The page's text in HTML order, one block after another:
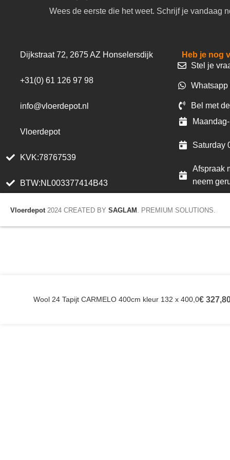
Wees de eerste die het weet. Schrijf je vandaag
Dijkstraat 72, 2675 AZ Honselersdijk
+31(0) 61 126 97 98
info@vloerdepot.nl
Vloerdepot
KVK:78767539
BTW:NL003377414B43
Heb je nog
Stel je
Bel met
Saturday
Afspraak
neem
Vloerdepot 2024 CREATED BY SAGLAM . PREMIUM SOLUTIONS.
Wool 24 Tapijt CARMELO 400cm kleur 132 x 400,0€